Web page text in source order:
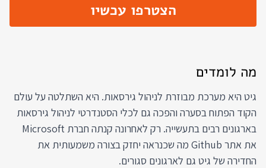
מה לומדים
גיט היא מערכת מבוזרת לניהול גירסאות. היא השתלטה על עולם
הקוד הפתוח בסערה והפכה גם לכלי הסטנדרטי לניהול גירסאות
בארגונים רבים בתעשייה. רק לאחרונה קנתה חברת Microsoft
את אתר Github מה שכנראה יחזק בצורה משמעותית את
החדירה של גיט גם לארגונים סגורים.
הצטרפו עכשיו